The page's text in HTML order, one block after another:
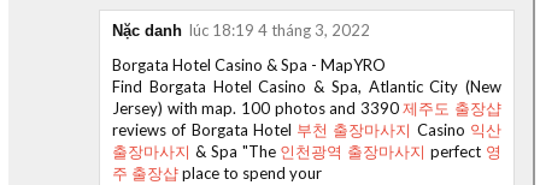
Nặc danh lúc 18:19 4 tháng 3, 2022
Borgata Hotel Casino & Spa - MapYRO
Find Borgata Hotel Casino & Spa, Atlantic City (New
Jersey) with map. 100 photos and 3390제주도 출장샵
reviews of Borgata Hotel 부천 출장마사지 Casino 익산
출장마사지 & Spa "The 인천광역 출장마사지 perfect 영
주 출장샵place to spend your